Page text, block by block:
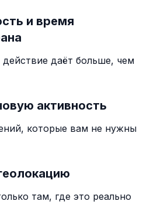
и время
действие даёт больше, чем
активность
которые вам не нужны
там, где это реально